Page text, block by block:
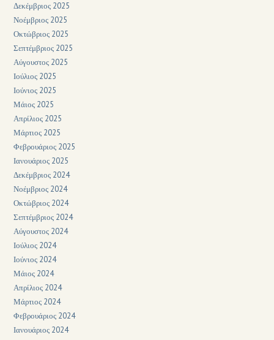
Δεκέμβριος 2025
Νοέμβριος 2025
Οκτώβριος 2025
Σεπτέμβριος 2025
Αύγουστος 2025
Ιούλιος 2025
Ιούνιος 2025
Μάιος 2025
Απρίλιος 2025
Μάρτιος 2025
Φεβρουάριος 2025
Ιανουάριος 2025
Δεκέμβριος 2024
Νοέμβριος 2024
Οκτώβριος 2024
Σεπτέμβριος 2024
Αύγουστος 2024
Ιούλιος 2024
Ιούνιος 2024
Μάιος 2024
Απρίλιος 2024
Μάρτιος 2024
Φεβρουάριος 2024
Ιανουάριος 2024